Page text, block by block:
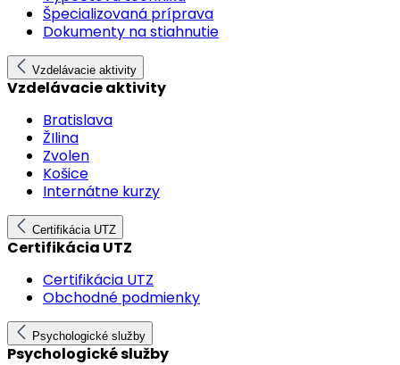
Špecializovaná príprava
Dokumenty na stiahnutie
Vzdelávacie aktivity
Vzdelávacie aktivity
Bratislava
ŽIlina
Zvolen
Košice
Internátne kurzy
Certifikácia UTZ
Certifikácia UTZ
Certifikácia UTZ
Obchodné podmienky
Psychologické služby
Psychologické služby